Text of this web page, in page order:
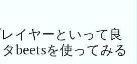
イヤーといって良
beetsを使ってみる